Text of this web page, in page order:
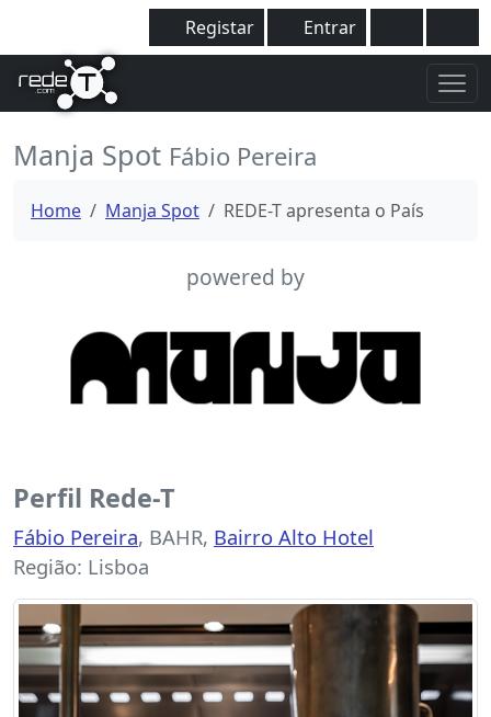
Registar Entrar
Manja Spot Fábio Pereira
Home Manja Spot REDE-T apresenta o País
powered by
Perfil Rede-T
Fábio Pereira, BAHR, Bairro Alto Hotel
Região: Lisboa